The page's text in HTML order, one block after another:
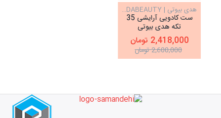
هدی بیوتی | HUDABEAUTY
ست کادویی آرایشی 35
تکه هدی بیوتی
HUDABEAUTY
2,418,000 تومان
2,600,000 تومان